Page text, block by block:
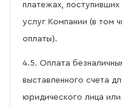
платежах, поступивших
услуг Компании (в том
оплаты).
4.5. Оплата
выставленного счета
юридического лица или